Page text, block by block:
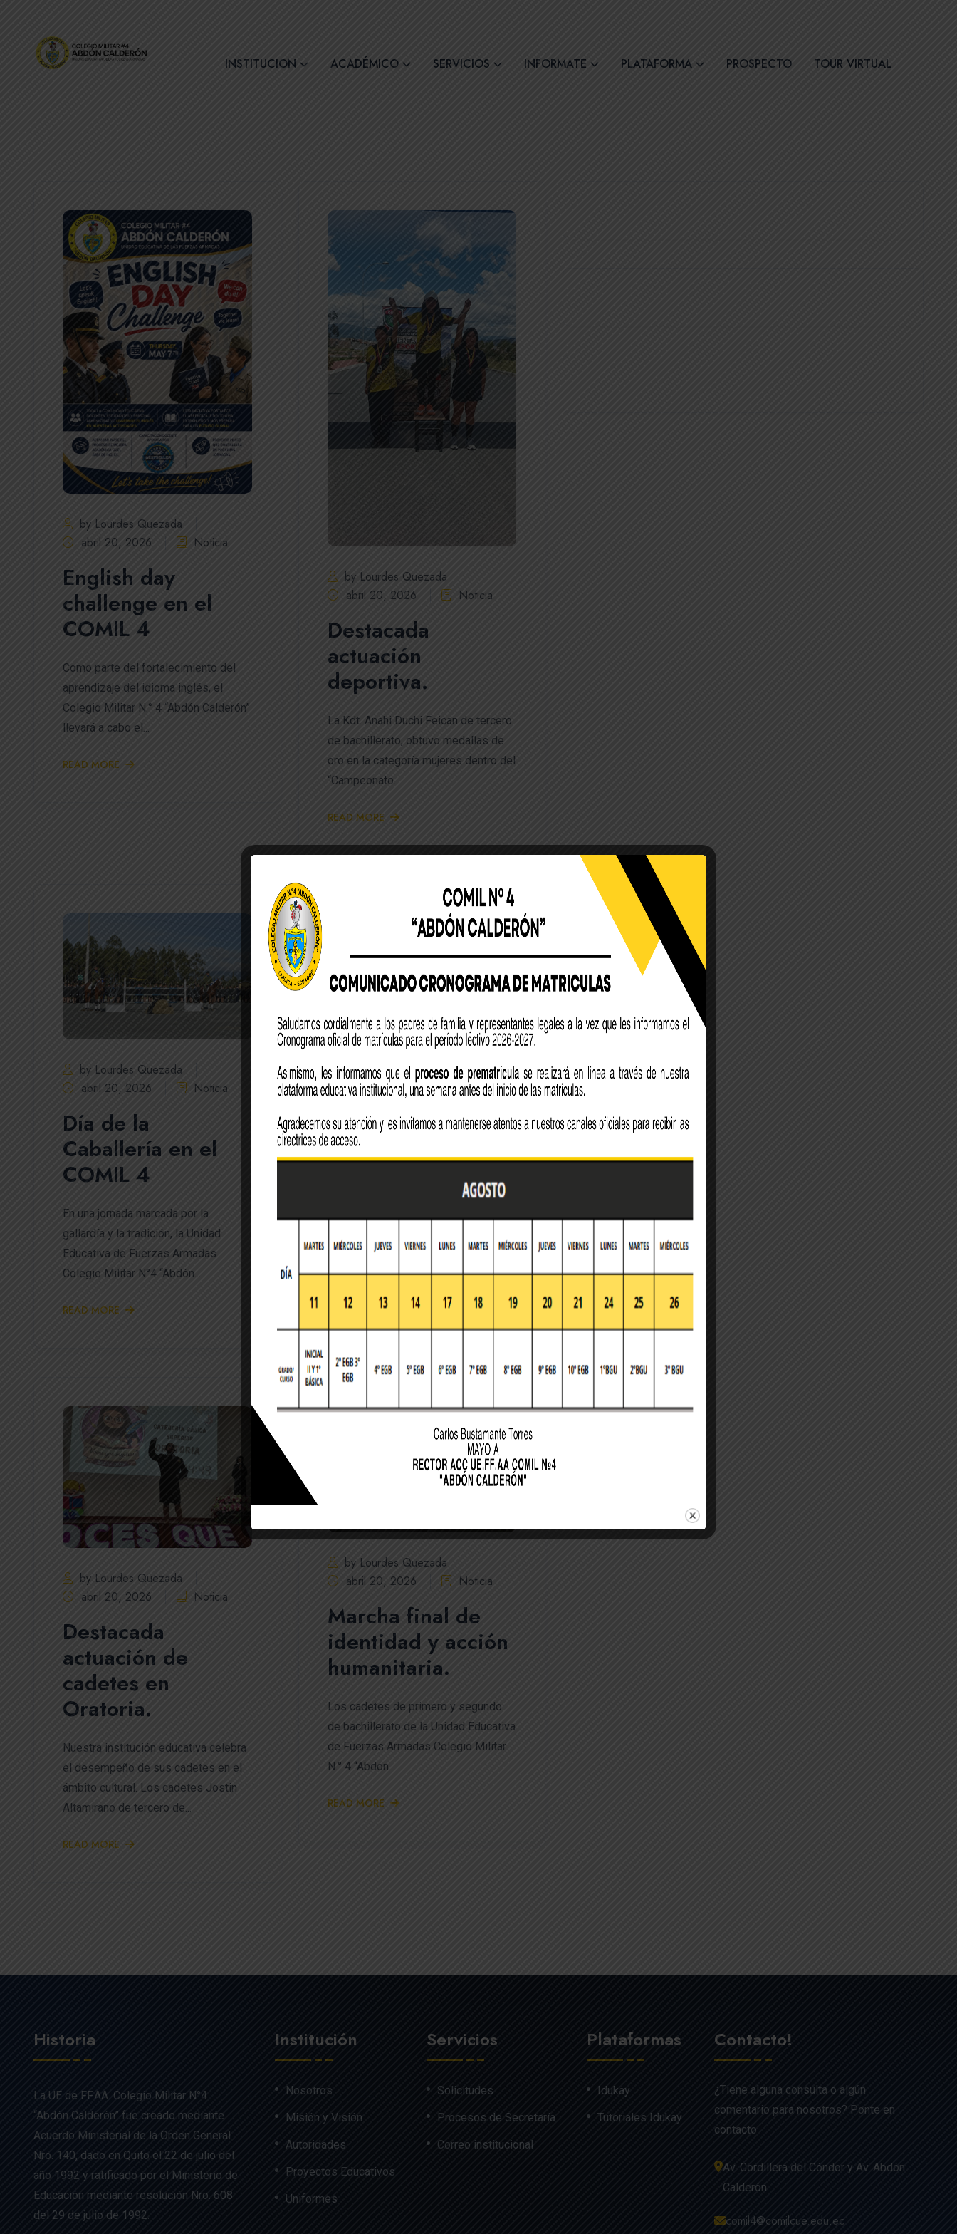
INSTITUCION ACADÉMICO SERVICIOS INFORMATE PLATAFORMA PROSPECTO TOUR VIRTUAL
by Lourdes Quezada
abril 20, 2026
Noticia
English day
challenge en el
COMIL 4
Como parte del fortalecimiento del
aprendizaje del idioma inglés, el
Colegio Militar N.° 4 “Abdón Calderón”
llevará a cabo el...
READ MORE
by Lourdes Quezada
abril 20, 2026
Noticia
Destacada
actuación
deportiva.
La Kdt. Anahi Duchi Feican de tercero
de bachillerato, obtuvo medallas de
oro en la categoría mujeres dentro del
“Campeonato...
READ MORE
by Lourdes Quezada
abril 20, 2026
Noticia
Día de la
Caballería en el
COMIL 4
En una jornada marcada por la
gallardía y la tradición, la Unidad
Educativa de Fuerzas Armadas
Colegio Militar N°4 “Abdón...
READ MORE
by Lourdes Quezada
abril 20, 2026
Noticia
Convivencia de
terceros
paralelos “B”y “D”, llevan a cabo el
READ MORE
by Lourdes Quezada
abril 20, 2026
Noticia
Destacada
actuación de
cadetes en
Oratoria.
Nuestra institución educativa celebra
el desempeño de sus cadetes en el
ámbito cultural. Los cadetes Jostin
Altamirano de tercero de...
READ MORE
by Lourdes Quezada
abril 20, 2026
Noticia
Marcha final de
identidad y acción
humanitaria.
Los cadetes de primero y segundo
de bachillerato de la Unidad Educativa
de Fuerzas Armadas Colegio Militar
N.° 4 “Abdón...
READ MORE
Historia
La UE de FF.AA. Colegio Militar N°4
“Abdón Calderón” fue creado mediante
Acuerdo Ministerial de la Orden General
Nro. 140, dado en Quito el 22 de julio del
año 1992 y ratificado por el Ministerio de
Educación mediante resolución Nro. 608
del 29 de julio de 1992.
Institución
Nosotros
Misión y Visión
Autoridades
Proyectos Educativos
Uniformes
Servicios
Solicitudes
Procesos de Secretaría
Correo institucional
Plataformas
Idukay
Tutoriales Idukay
Contacto!
¿Tiene alguna consulta o algún
comentario para nosotros? Ponte en
contacto
Av. Cordillera del Cóndor y Av. Abdón
Calderón
comil4@comilcue.edu.ec